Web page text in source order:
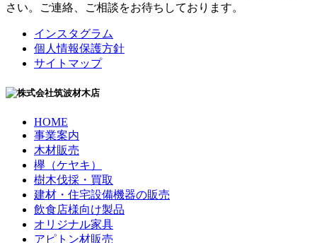
さい。ご連絡、ご相談をお待ちしております。
インスタグラム
個人情報保護方針
サイトマップ
HOME
事業案内
木材販売
欅（ケヤキ）
樹木伐採・買取
建材・住宅設備機器の販売
飲食店様向け製品
オリジナル家具
アピトン材販売